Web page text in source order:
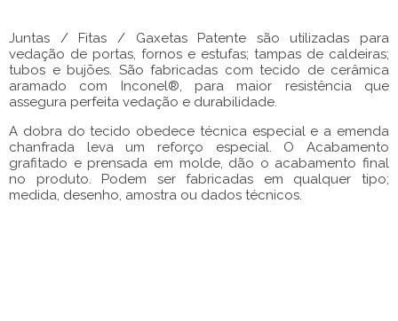
Juntas / Fitas / Gaxetas Patente são utilizadas para
vedação de portas, fornos e estufas; tampas de caldeiras;
tubos e bujões. São fabricadas com tecido de cerâmica
aramado com Inconel®, para maior resistência que
assegura perfeita vedação e durabilidade.
A dobra do tecido obedece técnica especial e a emenda
chanfrada leva um reforço especial. O Acabamento
grafitado e prensada em molde, dão o acabamento final
no produto. Podem ser fabricadas em qualquer tipo;
medida, desenho, amostra ou dados técnicos.